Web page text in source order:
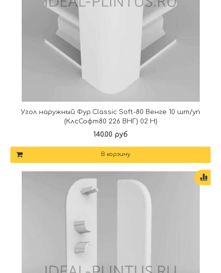
Угол наружный Фур.Classic Soft-80 Венге 10 шт/уп
(КлсСофт80 226 ВНГ) 02 Н)
140.00 руб
В корзину